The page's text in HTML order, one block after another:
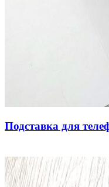
Подставка для